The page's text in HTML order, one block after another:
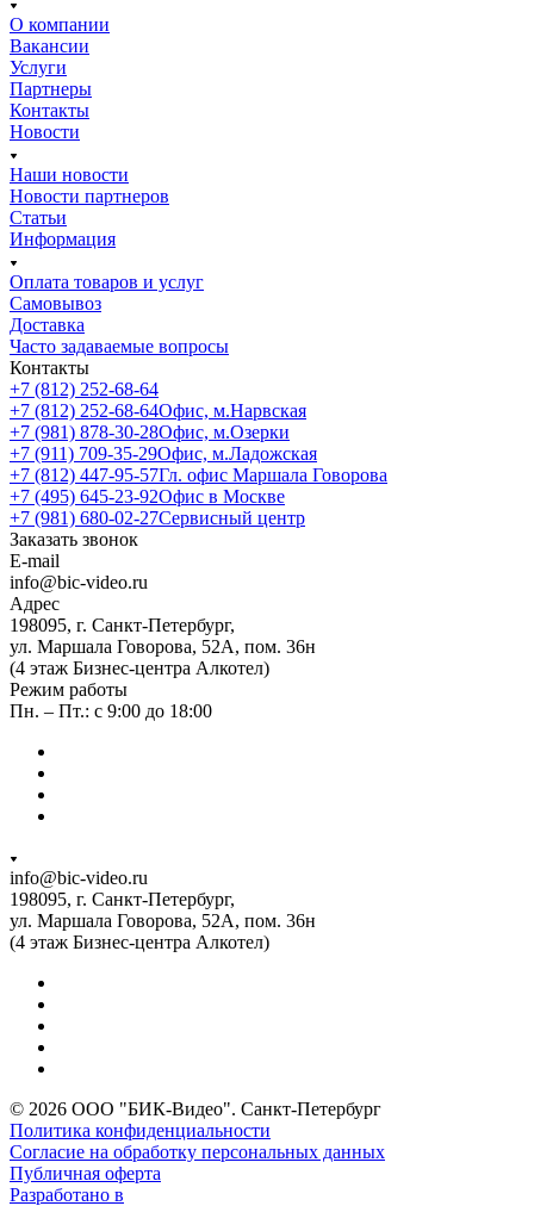
О компании
Вакансии
Услуги
Партнеры
Контакты
Новости
Наши новости
Новости партнеров
Статьи
Информация
Оплата товаров и услуг
Самовывоз
Доставка
Часто задаваемые вопросы
Контакты
+7 (812) 252-68-64
+7 (812) 252-68-64Офис, м.Нарвская
+7 (981) 878-30-28Офис, м.Озерки
+7 (911) 709-35-29Офис, м.Ладожская
+7 (812) 447-95-57Гл. офис Маршала Говорова
+7 (495) 645-23-92Офис в Москве
+7 (981) 680-02-27Сервисный центр
Заказать звонок
E-mail
info@bic-video.ru
Адрес
198095, г. Санкт-Петербург,
ул. Маршала Говорова, 52А, пом. 36н
(4 этаж Бизнес-центра Алкотел)
Режим работы
Пн. – Пт.: с 9:00 до 18:00
info@bic-video.ru
198095, г. Санкт-Петербург,
ул. Маршала Говорова, 52А, пом. 36н
(4 этаж Бизнес-центра Алкотел)
© 2026 ООО "БИК-Видео". Санкт-Петербург
Политика конфиденциальности
Согласие на обработку персональных данных
Публичная оферта
Разработано в